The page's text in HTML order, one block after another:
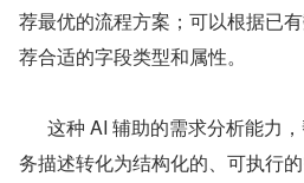
荐最优的流程方案；可以根据已
荐合适的字段类型和属性。
务描述转化为结构化的、可执行